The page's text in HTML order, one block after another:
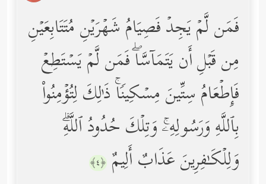
فَمَن لَّمۡ یَجِدۡ فَصِیَامُ شَهۡرَیۡنِ مُتَتَابِعَیۡنِ
مِن قَبۡلِ أَن یَتَمَاۤسَّاۖ فَمَن لَّمۡ یَسۡتَطِعۡ
فَإِطۡعَامُ سِتِّینَ مِسۡكِینࣰاۚ ذَ ٰ⁠لِكَ لِتُؤۡمِنُواْ
بِٱللَّهِ وَرَسُولِهِۦۚ وَتِلۡكَ حُدُودُ ٱللَّهِۗ
وَلِلۡكَـٰفِرِینَ عَذَابٌ أَلِیمٌ ﴿٤﴾